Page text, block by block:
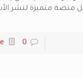
منصة متميزة لنشر
0